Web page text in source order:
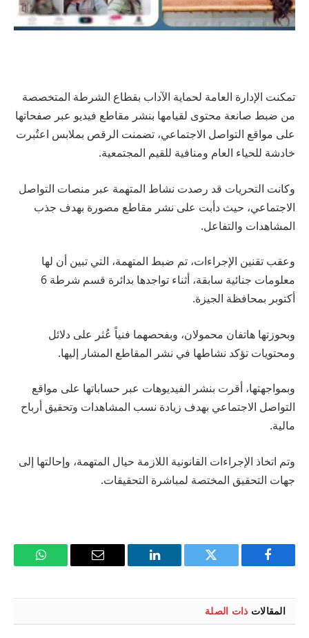
تمكنت الإدارة العامة لحماية الآداب بقطاع الشرطة المتخصصة
من ضبط صانعة محتوى لقيامها بنشر مقاطع فيديو عبر صفحاتها
على مواقع التواصل الاجتماعي، تضمنت الرقص بملابس اعتُبرت
خادشة للحياء العام ومنافية للقيم المجتمعية.
وكانت التحريات قد رصدت نشاط المتهمة عبر منصات التواصل
الاجتماعي، حيث دأبت على نشر مقاطع مصورة بهدف جذب
المشاهدات والتفاعل.
وعقب تقنين الإجراءات، تم ضبط المتهمة، التي تبين أن لها
معلومات جنائية سابقة، أثناء تواجدها بدائرة قسم شرطة 6
أكتوبر بمحافظة الجيزة.
وبحوزتها هاتفان محمولان، وبفحصهما فنياً عُثر على دلائل
ومحتويات تؤكد نشاطها في نشر المقاطع المشار إليها.
وبمواجهتها، أقرت بنشر الفيديوهات عبر حساباتها على مواقع
التواصل الاجتماعي بهدف زيادة نسب المشاهدات وتحقيق أرباح
مالية.
وتم اتخاذ الإجراءات القانونية اللازمة حيال المتهمة، وإحالتها إلى
جهات التحقيق المختصة لمباشرة التحقيقات.
فيسبوك تويتر لينكدإن
البريد
واتساب
المقالات ذات الصلة